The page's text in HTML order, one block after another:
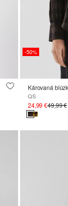
-50%
QS
24,99 €49,99 €